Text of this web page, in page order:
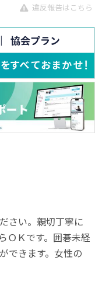
違反報告はこちら
さい。親切丁寧に
ＯＫです。囲碁未経
できます。女性の